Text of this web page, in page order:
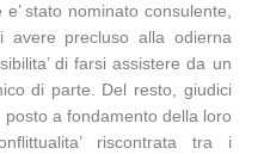
stato nominato consulente,
avere precluso alla odierna
di farsi assistere da un
di parte. Del resto, giudici
a fondamento della loro
riscontrata tra i